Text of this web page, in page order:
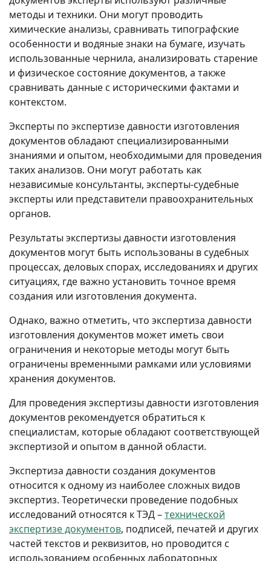
методы и техники. Они могут проводить
химические анализы, сравнивать типографские
особенности и водяные знаки на бумаге, изучать
использованные чернила, анализировать старение
и физическое состояние документов, а также
сравнивать данные с историческими фактами и
контекстом.
Эксперты по экспертизе давности изготовления
документов обладают специализированными
знаниями и опытом, необходимыми для проведения
таких анализов. Они могут работать как
независимые консультанты, эксперты-судебные
эксперты или представители правоохранительных
органов.
Результаты экспертизы давности изготовления
документов могут быть использованы в судебных
процессах, деловых спорах, исследованиях и других
ситуациях, где важно установить точное время
создания или изготовления документа.
Однако, важно отметить, что экспертиза давности
изготовления документов может иметь свои
ограничения и некоторые методы могут быть
ограничены временными рамками или условиями
хранения документов.
Для проведения экспертизы давности изготовления
документов рекомендуется обратиться к
специалистам, которые обладают соответствующей
экспертизой и опытом в данной области.
Экспертиза давности создания документов
относится к одному из наиболее сложных видов
экспертиз. Теоретически проведение подобных
исследований относятся к ТЭД –технической
экспертизе документов, подписей, печатей и других
частей текстов и реквизитов, но проводится с
использованием особенных лабораторных